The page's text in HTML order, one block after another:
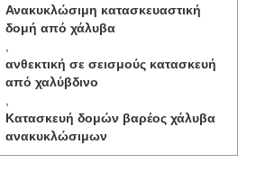
Ανακυκλώσιμη κατασκευαστική
δομή από χάλυβα
ανθεκτική σε σεισμούς κατασκευή
από χαλύβδινο
Κατασκευή δομών βαρέος χάλυβα
ανακυκλώσιμων